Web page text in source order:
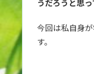
今回は私自身
す。